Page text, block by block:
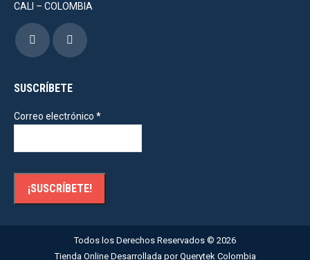
CALI – COLOMBIA
Encuéntranos en:
Facebook
opens
new
Instagram
opens
new
SUSCRÍBETE
Correo electrónico *
Todos los Derechos Reservados © 2026
Tienda Online Desarrollada porQuerytek Colombia